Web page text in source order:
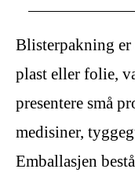
Blisterpakning er
plast eller folie,
presentere små
medisiner,
Emballasjen